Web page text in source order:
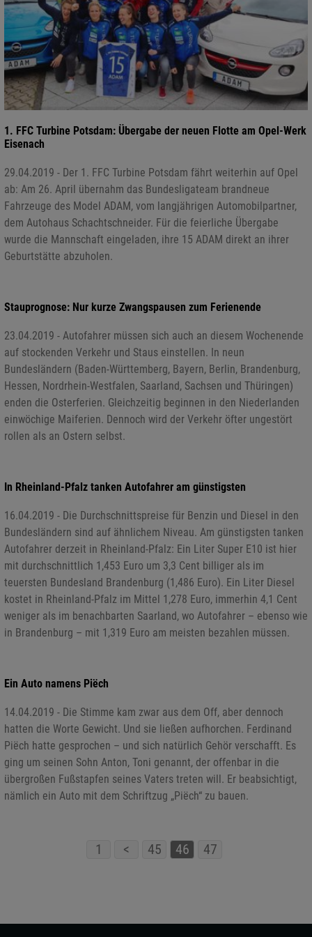
1. FFC Turbine Potsdam: Übergabe der neuen Flotte am Opel-Werk
Eisenach
29.04.2019 - Der 1. FFC Turbine Potsdam fährt weiterhin auf Opel
ab: Am 26. April übernahm das Bundesligateam brandneue
Fahrzeuge des Model ADAM, vom langjährigen Automobilpartner,
dem Autohaus Schachtschneider. Für die feierliche Übergabe
wurde die Mannschaft eingeladen, ihre 15 ADAM direkt an ihrer
Geburtstätte abzuholen.
Stauprognose: Nur kurze Zwangspausen zum Ferienende
23.04.2019 - Autofahrer müssen sich auch an diesem Wochenende
auf stockenden Verkehr und Staus einstellen. In neun
Bundesländern (Baden-Württemberg, Bayern, Berlin, Brandenburg,
Hessen, Nordrhein-Westfalen, Saarland, Sachsen und Thüringen)
enden die Osterferien. Gleichzeitig beginnen in den Niederlanden
einwöchige Maiferien. Dennoch wird der Verkehr öfter ungestört
rollen als an Ostern selbst.
In Rheinland-Pfalz tanken Autofahrer am günstigsten
16.04.2019 - Die Durchschnittspreise für Benzin und Diesel in den
Bundesländern sind auf ähnlichem Niveau. Am günstigsten tanken
Autofahrer derzeit in Rheinland-Pfalz: Ein Liter Super E10 ist hier
mit durchschnittlich 1,453 Euro um 3,3 Cent billiger als im
teuersten Bundesland Brandenburg (1,486 Euro). Ein Liter Diesel
kostet in Rheinland-Pfalz im Mittel 1,278 Euro, immerhin 4,1 Cent
weniger als im benachbarten Saarland, wo Autofahrer – ebenso wie
in Brandenburg – mit 1,319 Euro am meisten bezahlen müssen.
Ein Auto namens Piëch
14.04.2019 - Die Stimme kam zwar aus dem Off, aber dennoch
hatten die Worte Gewicht. Und sie ließen aufhorchen. Ferdinand
Piëch hatte gesprochen – und sich natürlich Gehör verschafft. Es
ging um seinen Sohn Anton, Toni genannt, der offenbar in die
übergroßen Fußstapfen seines Vaters treten will. Er beabsichtigt,
nämlich ein Auto mit dem Schriftzug „Piëch“ zu bauen.
1 < 45 46 47